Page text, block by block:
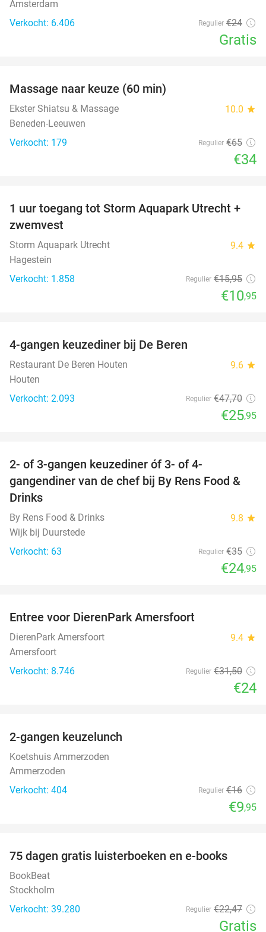
Amsterdam
Verkocht: 6.406
Regulier €24
Gratis
Massage naar keuze (60 min)
Ekster Shiatsu & Massage 10.0 star
Beneden-Leeuwen
Verkocht: 179
Regulier €65
€34
31%
1 uur toegang tot Storm Aquapark Utrecht +
zwemvest
Storm Aquapark Utrecht 9.4 star
Hagestein
Verkocht: 1.858
Regulier €15,95
€10,95
4-gangen keuzediner bij De Beren
Restaurant De Beren Houten 9.6 star
Houten
Verkocht: 2.093
Regulier €47,70
€25,95
2- of 3-gangen keuzediner óf 3- of 4-
gangendiner van de chef bij By Rens Food &
Drinks
By Rens Food & Drinks 9.8 star
Wijk bij Duurstede
Verkocht: 63
Regulier €35
€24,95
Entree voor DierenPark Amersfoort
DierenPark Amersfoort 9.4 star
Amersfoort
Verkocht: 8.746
Regulier €31,50
€24
2-gangen keuzelunch
Koetshuis Ammerzoden
Ammerzoden
Verkocht: 404
Regulier €16
€9,95
75 dagen gratis luisterboeken en e-books
BookBeat
Stockholm
Verkocht: 39.280
Regulier €22,47
Gratis